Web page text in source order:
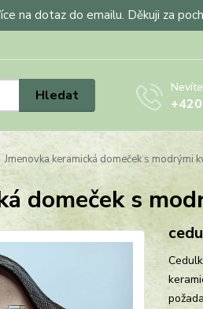
na dotaz do emailu. Děkuji za
Hledat
Jmenovka keramická domeček s modrými
domeček s